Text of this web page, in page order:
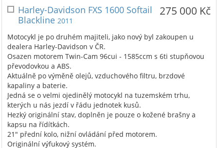
275 000 Kč
Harley-Davidson FXS 1600 Softail
Blackline 2011
Motocykl je po druhém majiteli, jako nový byl zakoupen u
dealera Harley-Davidson v ČR.
Osazen motorem Twin-Cam 96cui - 1585ccm s 6ti stupňovou
převodovkou a ABS.
Aktuálně po výměně olejů, vzduchového filtru, brzdové
kapaliny a baterie.
Jedná se o velmi ojedinělý motocykl na tuzemském trhu,
kterých u nás jezdí v řádu jednotek kusů.
Hezký originální stav, doplněn je pouze o kožené brašny a
kapsu na řídítkách.
21" přední kolo, nižní ovládání před motorem.
Originální výfukový systém.